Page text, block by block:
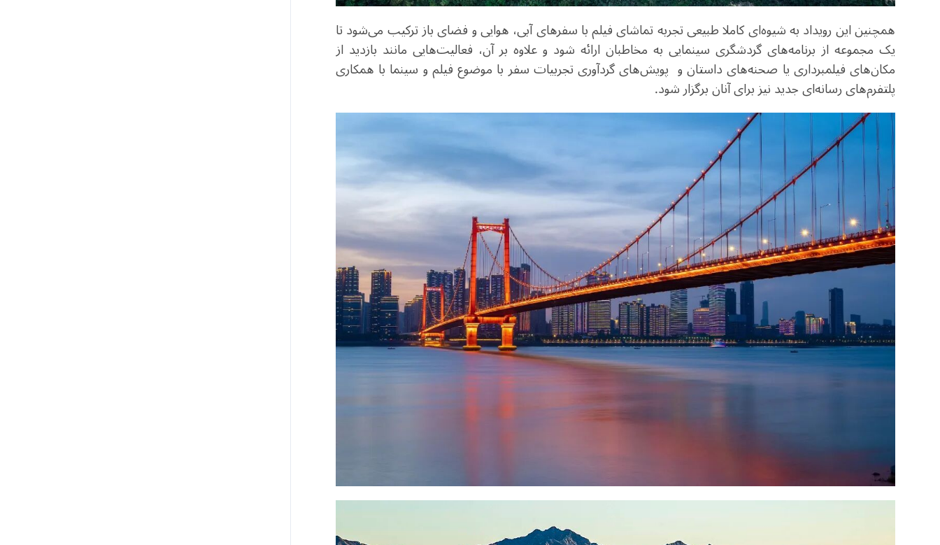
همچنین این رویداد به شیوه‌ای کاملا طبیعی تجربه تماشای فیلم با سفرهای آبی، هوایی و فضای باز ترکیب می‌شود تا
یک مجموعه از برنامه‌های گردشگری سینمایی به مخاطبان ارائه شود و علاوه بر آن، فعالیت‌هایی مانند بازدید از
مکان‌های فیلمبرداری یا صحنه‌های داستان و پویش‌های گردآوری تجربیات سفر با موضوع فیلم و سینما با همکاری
پلتفرم‌های رسانه‌ای جدید نیز برای آنان برگزار شود.